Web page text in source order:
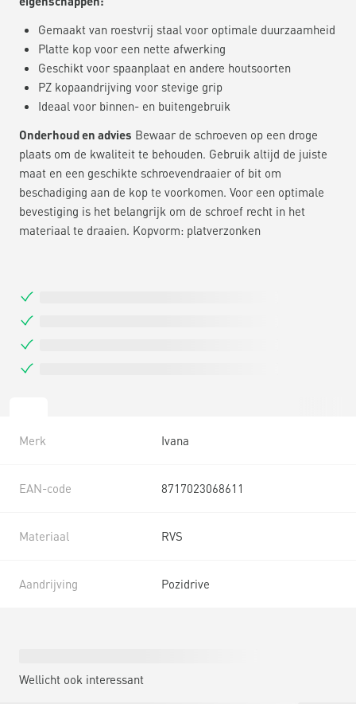
Gemaakt van roestvrij staal voor optimale duurzaamheid
Platte kop voor een nette afwerking
Geschikt voor spaanplaat en andere houtsoorten
PZ kopaandrijving voor stevige grip
Ideaal voor binnen- en buitengebruik
Onderhoud en advies Bewaar de schroeven op een droge
plaats om de kwaliteit te behouden. Gebruik altijd de juiste
maat en een geschikte schroevendraaier of bit om
beschadiging aan de kop te voorkomen. Voor een optimale
bevestiging is het belangrijk om de schroef recht in het
materiaal te draaien. Kopvorm: platverzonken
Merk Ivana
EAN-code 8717023068611
Materiaal RVS
Aandrijving Pozidrive
Wellicht ook interessant